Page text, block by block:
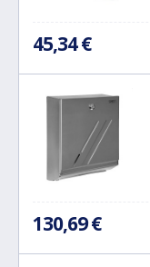
45,34 €
130,69 €